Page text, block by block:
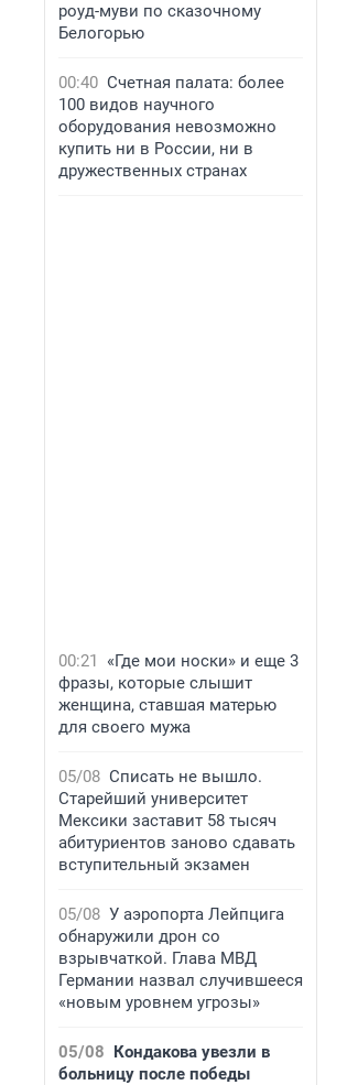
роуд-муви по сказочному
Белогорью
00:40 Счетная палата: более
100 видов научного
оборудования невозможно
купить ни в России, ни в
дружественных странах
00:21
«Где мои носки» и еще 3
фразы, которые слышит
женщина, ставшая матерью
для своего мужа
05/08 Списать не вышло.
Старейший университет
Мексики заставит 58 тысяч
абитуриентов заново сдавать
вступительный экзамен
05/08 У аэропорта Лейпцига
обнаружили дрон со
взрывчаткой. Глава МВД
Германии назвал случившееся
«новым уровнем угрозы»
05/08 Кондакова увезли в
больницу после победы